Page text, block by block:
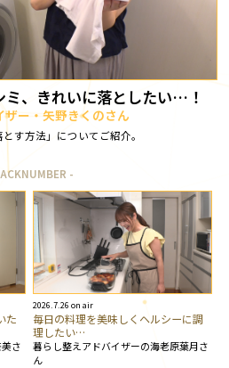
ミ、きれいに落としたい…！
ザー・矢野きくのさん
とす方法」についてご紹介。
た
さ
2026.7.26 on air
毎日の料理を美味しくヘルシーに調
理したい…
暮らし整えアドバイザーの海老原葉月さ
ん